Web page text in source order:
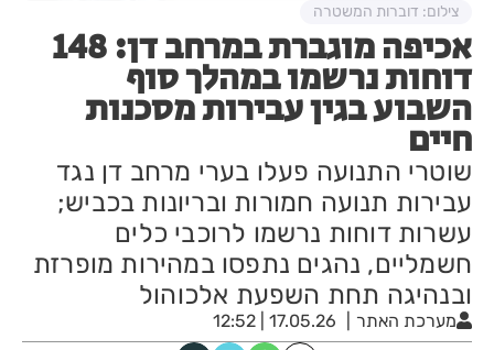
אכיפה מוגברת במרחב דן: 148
דוחות נרשמו במהלך סוף
השבוע בגין עבירות מסכנות
חיים
שוטרי התנועה פעלו בערי מרחב דן נגד
עבירות תנועה חמורות ובריונות בכביש;
עשרות דוחות נרשמו לרוכבי כלים
חשמליים, נהגים נתפסו במהירות מופרזת
ובנהיגה תחת השפעת אלכוהול
מערכת האתר 17.05.26 | 12:52
צילום: דוברות המשטרה